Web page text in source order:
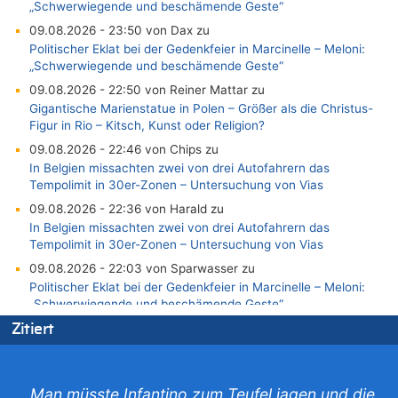
„Schwerwiegende und beschämende Geste“
09.08.2026 - 23:50 von Dax zu
Politischer Eklat bei der Gedenkfeier in Marcinelle – Meloni:
„Schwerwiegende und beschämende Geste“
09.08.2026 - 22:50 von Reiner Mattar zu
Gigantische Marienstatue in Polen – Größer als die Christus-
Figur in Rio – Kitsch, Kunst oder Religion?
09.08.2026 - 22:46 von Chips zu
In Belgien missachten zwei von drei Autofahrern das
Tempolimit in 30er-Zonen – Untersuchung von Vias
09.08.2026 - 22:36 von Harald zu
In Belgien missachten zwei von drei Autofahrern das
Tempolimit in 30er-Zonen – Untersuchung von Vias
09.08.2026 - 22:03 von Sparwasser zu
Politischer Eklat bei der Gedenkfeier in Marcinelle – Meloni:
„Schwerwiegende und beschämende Geste“
09.08.2026 - 21:55 von Richtig zu
Leipzig, Mechernich und die Frage: Wer steckt hinter den
09.08.2026 - 21:45 von Hugo Egon Bernhard von Sinnen zu
Zitiert
„Man müsste Infantino zum Teufel jagen und die